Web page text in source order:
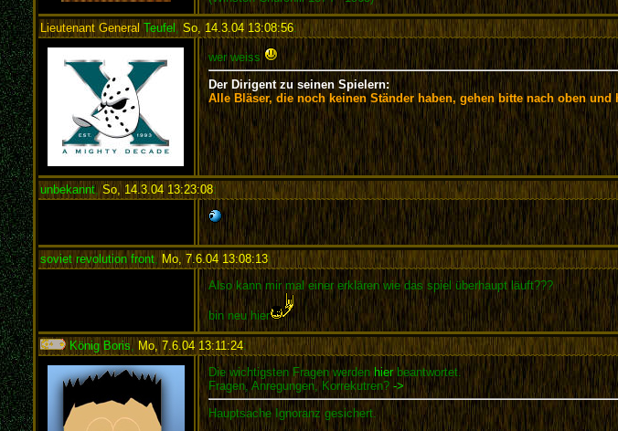
Lieutenant GeneralTeufel So, 14.3.04 13:08:56:
wer weiss
Der Dirigent zu seinen Spielern:
Alle Bläser, die noch keinen Ständer haben, gehen bitte nach oben und
unbekannt,So, 14.3.04 13:23:08:
soviet revolution front, Mo, 7.6.04 13:08:13:
Also kann mir mal einer erklären wie das spiel überhaupt läuft???
bin neu hier
König Boris, Mo, 7.6.04 13:11:24:
Die wichtigsten Fragen werden hierbeantwortet.
Fragen, Anregungen, Korrekutren? ->
Hauptsache Ignoranz gesichert.